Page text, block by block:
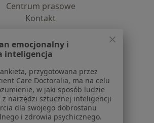
Centrum prasowe
Kontakt
Lekarze
Placówki medyczne
Pytania i odpowiedzi
Usługi i zabiegi
Choroby
Pomoc
emocjonalny i
inteligencja
przygotowana przez
Care Doctoralia, ma na celu
w jaki sposób ludzie
z narzędzi sztucznej inteligencji
dla swojego dobrostanu
i zdrowia psychicznego.